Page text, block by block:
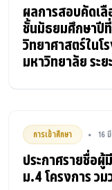
ผลการสอบคัดเลื
ชั้นมัธยมศึกษาปี
วิทยาศาสตร์ในโ
มหาวิทยาลัย ระ
การเข้าศึกษา • 16
ประกาศรายชื่อผู้
ม.4 โครงการ ว